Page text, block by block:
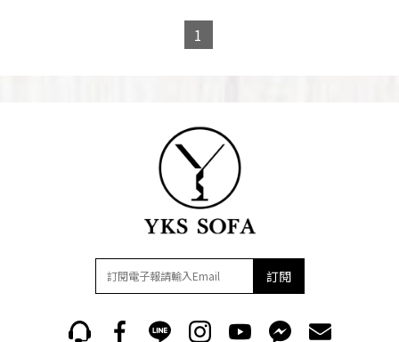
1
訂閱